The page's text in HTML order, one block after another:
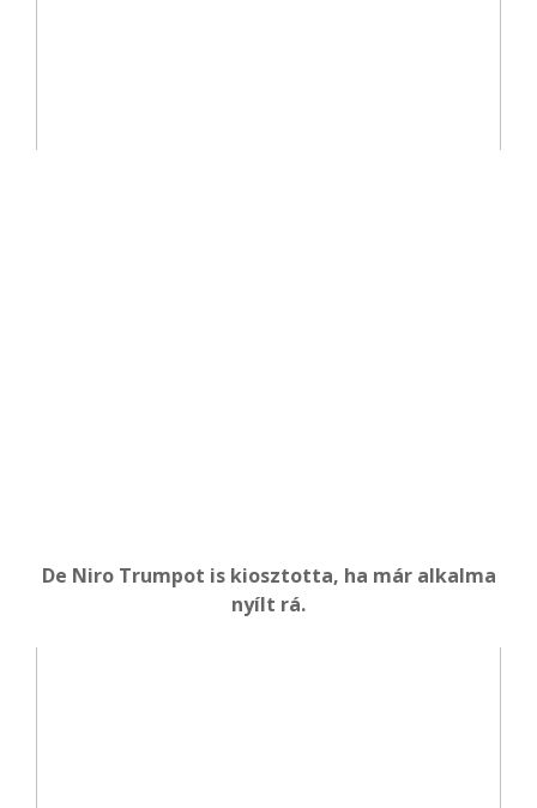
De Niro Trumpot is kiosztotta, ha már alkalma
nyílt rá.